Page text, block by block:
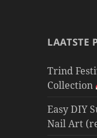
LAATSTE
Trind
Collection
Easy DIY
Nail Art